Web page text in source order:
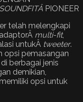
PIONEER
telah melengkapi
multi-fit,
untukÂ tweeter.
opsi pemasangan
berbagai jenis
demikian,
opsi untuk